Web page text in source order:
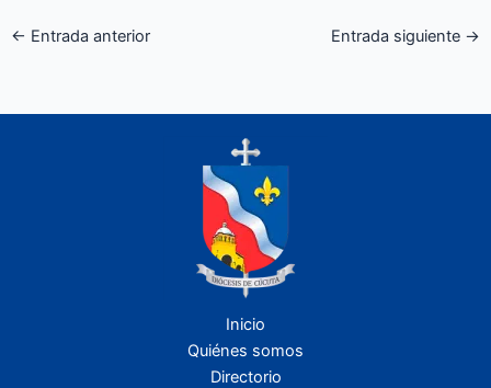
← Entrada anterior Entrada siguiente →
Inicio
Quiénes somos
Directorio